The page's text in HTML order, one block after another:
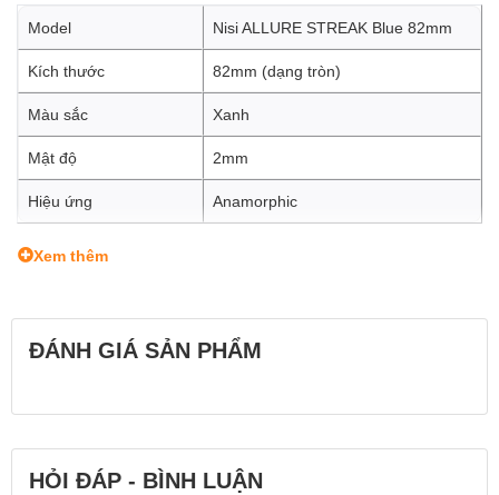
Model Nisi ALLURE STREAK Blue 82mm
Kích thước 82mm (dạng tròn)
Màu sắc Xanh
Mật độ 2mm
Hiệu ứng Anamorphic
Xem thêm
ĐÁNH GIÁ SẢN PHẨM
HỎI ĐÁP - BÌNH LUẬN